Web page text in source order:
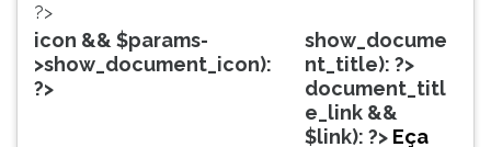
leitor
pausar
?>
icon && $params-
>show_document_icon):
?>
show_docume
nt_title): ?>
document_titl
e_link &&
$link): ?> Eça